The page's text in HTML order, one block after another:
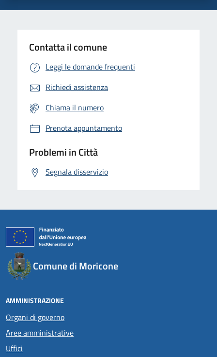
Contatta il comune
Leggi le domande frequenti
Richiedi assistenza
Chiama il numero
Prenota appuntamento
Problemi in Città
Segnala disservizio
Comune di Moricone
AMMINISTRAZIONE
Organi di governo
Aree amministrative
Uffici